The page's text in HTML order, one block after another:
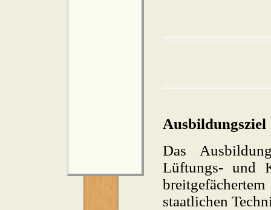
Ausbildungsziel
Das
Lüftungs- und
staatlichen